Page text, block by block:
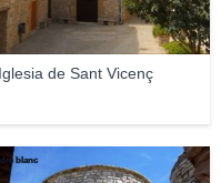
Iglesia de Sant Vicenç
blanc